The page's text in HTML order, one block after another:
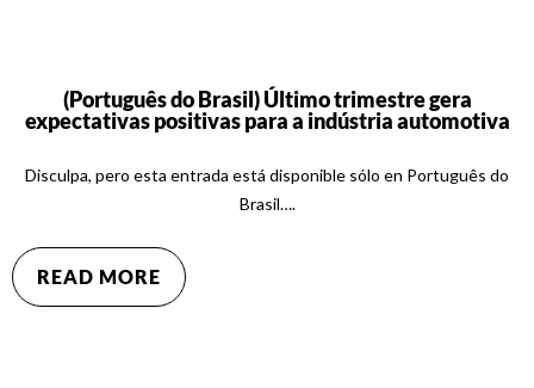
(Português do Brasil) Último trimestre gera
expectativas positivas para a indústria automotiva
Disculpa, pero esta entrada está disponible sólo en Português do
Brasil….
READ MORE